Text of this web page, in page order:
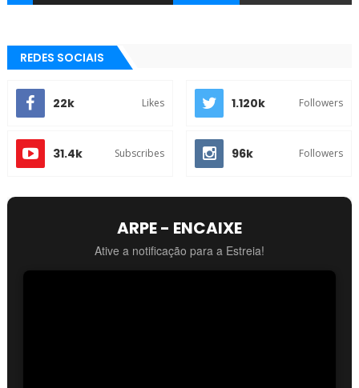
REDES SOCIAIS
22k Likes 1.120k Followers
31.4k Subscribes 96k Followers
ARPE - ENCAIXE
Ative a notificação para a Estreia!